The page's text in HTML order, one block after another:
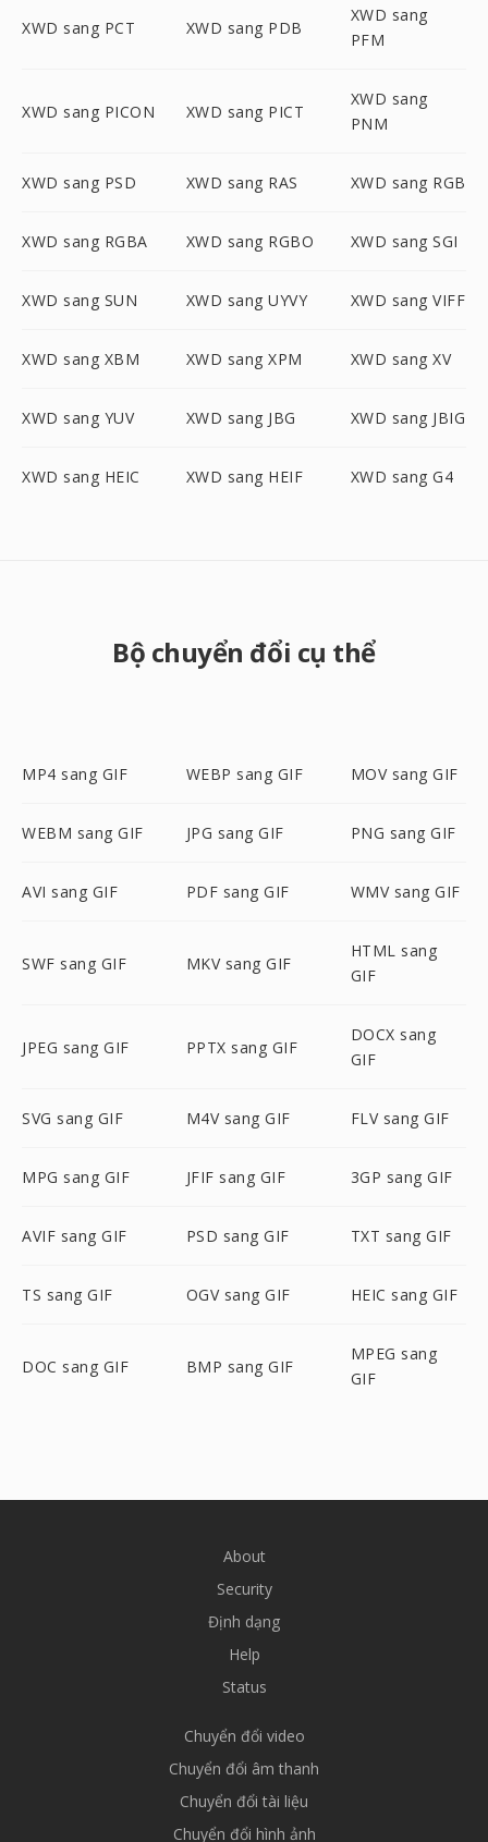
XWD sang PCT XWD sang PDB
XWD sang
PFM
XWD sang PICON XWD sang PICT
XWD sang
PNM
XWD sang PSD XWD sang RAS XWD sang RGB
XWD sang RGBA XWD sang RGBO XWD sang SGI
XWD sang SUN XWD sang UYVY XWD sang VIFF
XWD sang XBM XWD sang XPM XWD sang XV
XWD sang YUV XWD sang JBG XWD sang JBIG
XWD sang HEIC XWD sang HEIF XWD sang G4
Bộ chuyển đổi cụ thể
MP4 sang GIF WEBP sang GIF MOV sang GIF
WEBM sang GIF JPG sang GIF PNG sang GIF
AVI sang GIF PDF sang GIF WMV sang GIF
SWF sang GIF MKV sang GIF
HTML sang
GIF
JPEG sang GIF PPTX sang GIF
DOCX sang
GIF
SVG sang GIF M4V sang GIF FLV sang GIF
MPG sang GIF JFIF sang GIF 3GP sang GIF
AVIF sang GIF PSD sang GIF TXT sang GIF
TS sang GIF OGV sang GIF HEIC sang GIF
DOC sang GIF BMP sang GIF
MPEG sang
GIF
About
Security
Định dạng
Help
Status
Chuyển đổi video
Chuyển đổi âm thanh
Chuyển đổi tài liệu
Chuyển đổi hình ảnh